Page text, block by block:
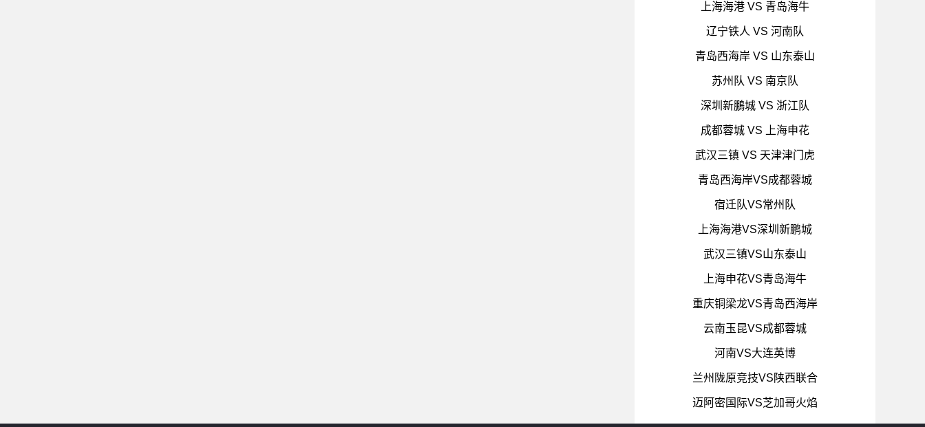
上海海港 VS 青岛海牛
辽宁铁人 VS 河南队
青岛西海岸 VS 山东泰山
苏州队 VS 南京队
深圳新鵬城 VS 浙江队
成都蓉城 VS 上海申花
武汉三镇 VS 天津津门虎
青岛西海岸VS成都蓉城
宿迁队VS常州队
上海海港VS深圳新鹏城
武汉三镇VS山东泰山
上海申花VS青岛海牛
重庆铜梁龙VS青岛西海岸
云南玉昆VS成都蓉城
河南VS大连英博
兰州陇原竞技VS陕西联合
迈阿密国际VS芝加哥火焰